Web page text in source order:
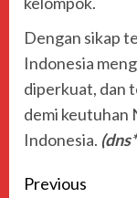
Dengan sikap
Indonesia
diperkuat, dan
demi keutuhan
Indonesia.
Previous